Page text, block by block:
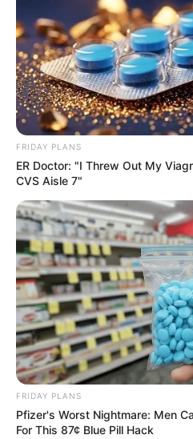
ΥΠΟΣΤΗΡΙΞΤΕ ΤΟΝ ΑΓΩΝΑ
Επισκεφτείτετο κανάλι
ψάχνετε πραγματικά να
Ενημέρωση που δεν θα
κυρίαρχα ΜΜΕ…
FRIDAY PLANS
ER Doctor: "I Threw Out My
CVS Aisle 7"
FRIDAY PLANS
Pfizer's Worst Nightmare: Men
For This 87¢ Blue Pill Hack